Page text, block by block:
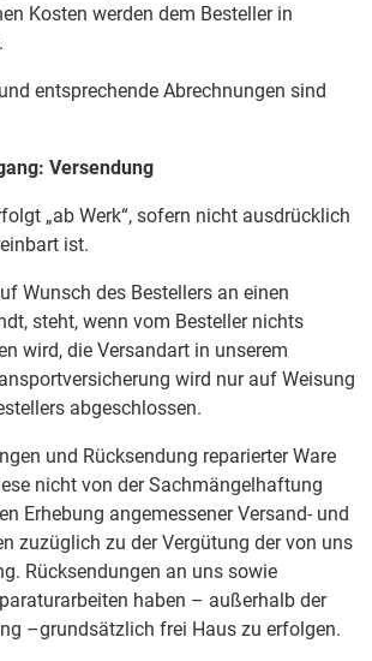
Kosten werden dem Besteller in
entsprechende Abrechnungen sind
Versendung
„ab Werk“, sofern nicht ausdrücklich
ist.
Wunsch des Bestellers an einen
steht, wenn vom Besteller nichts
wird, die Versandart in unserem
wird nur auf Weisung
abgeschlossen.
und Rücksendung reparierter Ware
nicht von der Sachmängelhaftung
Erhebung angemessener Versand- und
zuzüglich zu der Vergütung der von uns
Rücksendungen an uns sowie
haben – außerhalb der
–grundsätzlich frei Haus zu erfolgen.